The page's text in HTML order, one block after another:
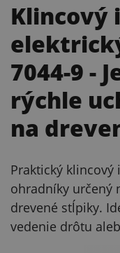
Klincový
7044-9 -
rýchle
na
Praktický
ohradníky určený
drevené stĺpiky.
vedenie drôtu